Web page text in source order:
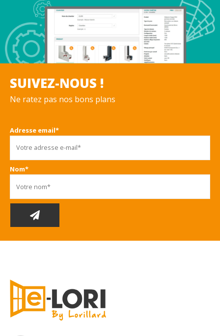
SUIVEZ-NOUS !
Ne ratez pas nos bons plans
Adresse email*
Nom*